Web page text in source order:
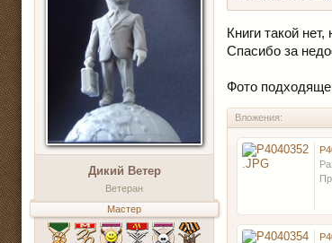
Дикий Ветер
Ветеран
Мастер
Книги такой
Спасибо за
Фото
Вложения: